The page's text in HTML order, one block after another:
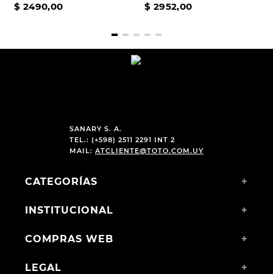
$ 2490,00 $ 2952,00
SANARY S. A.
TEL.: (+598) 2511 2291 INT 2
MAIL: ATCLIENTE@TOTO.COM.UY
CATEGORÍAS +
INSTITUCIONAL +
COMPRAS WEB +
LEGAL +